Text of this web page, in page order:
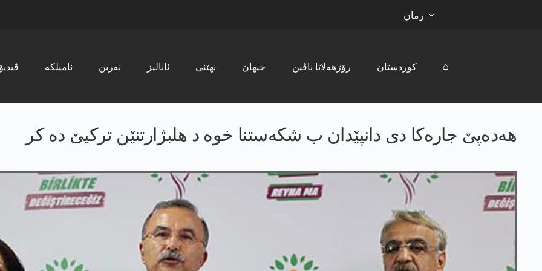
زمان
ڤیدیۆ نامیلکە نەرین ئانالیز نھێنی جیھان رۆژھەلاتا ناڤین کوردستان ⌂
هەدەپێ جارەکا دی دانپێدان ب شکەستنا خوە د هلبژارتنێن ترکیێ دە کر